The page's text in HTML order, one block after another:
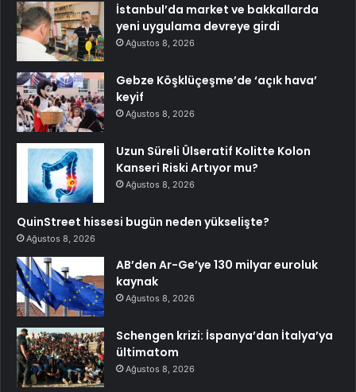
İstanbul’da market ve bakkallarda
yeni uygulama devreye girdi
Ağustos 8, 2026
Gebze Köşklüçeşme’de ‘açık hava’
keyif
Ağustos 8, 2026
Uzun Süreli Ülseratif Kolitte Kolon
Kanseri Riski Artıyor mu?
Ağustos 8, 2026
QuinStreet hissesi bugün neden yükselişte?
Ağustos 8, 2026
AB’den Ar-Ge’ye 130 milyar euroluk
kaynak
Ağustos 8, 2026
Schengen krizi: İspanya’dan İtalya’ya
ültimatom
Ağustos 8, 2026